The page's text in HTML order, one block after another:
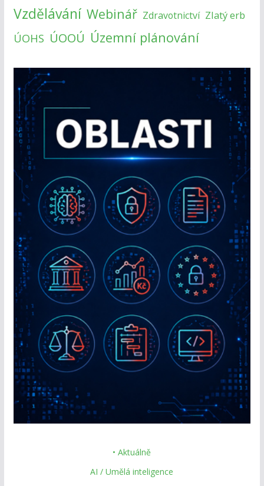
Vzdělávání Webinář Zdravotnictví Zlatý erb
ÚOHS ÚOOÚ Územní plánování
• Aktuálně
AI / Umělá inteligence